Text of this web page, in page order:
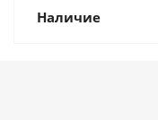
Наличие